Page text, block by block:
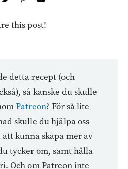
this post!
detta recept (och
så kanske du skulle
Patreon? För så lite
skulle du hjälpa oss
kunna skapa mer av
tycker om, samt hålla
Och om Patreon inte